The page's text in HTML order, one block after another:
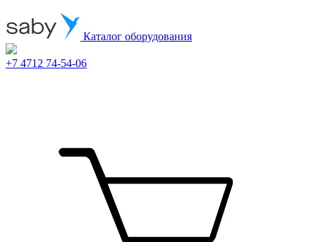
Каталог оборудования
+7 4712 74-54-06